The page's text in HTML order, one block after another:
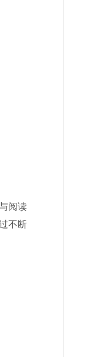
阅读
不断